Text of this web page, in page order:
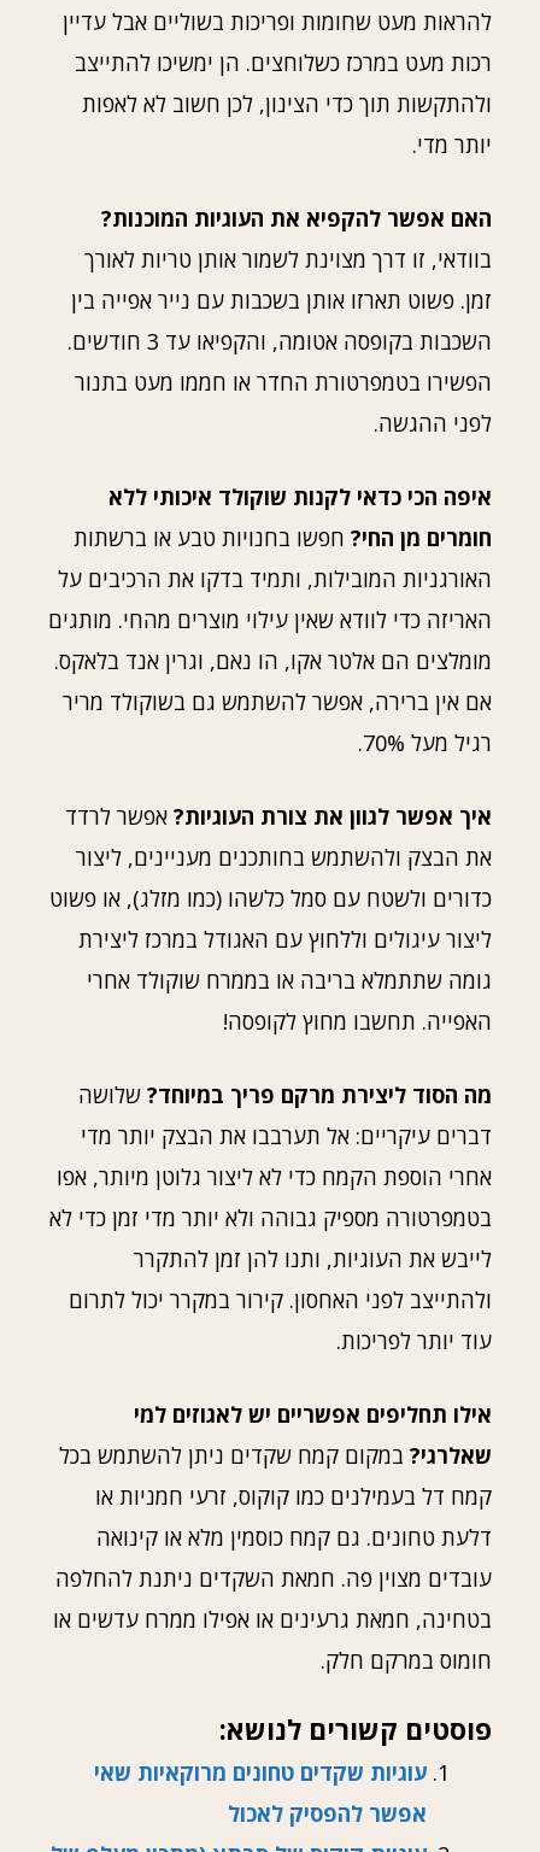
להראות מעט שחומות ופריכות בשוליים אבל עדיין
רכות מעט במרכז כשלוחצים. הן ימשיכו להתייצב
ולהתקשות תוך כדי הצינון, לכן חשוב לא לאפות
יותר מדי.
האם אפשר להקפיא את העוגיות המוכנות?
בוודאי, זו דרך מצוינת לשמור אותן טריות לאורך
זמן. פשוט תארזו אותן בשכבות עם נייר אפייה בין
השכבות בקופסה אטומה, והקפיאו עד 3 חודשים.
הפשירו בטמפרטורת החדר או חממו מעט בתנור
לפני ההגשה.
איפה הכי כדאי לקנות שוקולד איכותי ללא
חומרים מן החי? חפשו בחנויות טבע או ברשתות
האורגניות המובילות, ותמיד בדקו את הרכיבים על
האריזה כדי לוודא שאין עילוי מוצרים מהחי. מותגים
מומלצים הם אלטר אקו, הו נאם, וגרין אנד בלאקס.
אם אין ברירה, אפשר להשתמש גם בשוקולד מריר
רגיל מעל 70%.
איך אפשר לגוון את צורת העוגיות? אפשר לרדד
את הבצק ולהשתמש בחותכנים מעניינים, ליצור
כדורים ולשטח עם סמל כלשהו (כמו מזלג), או פשוט
ליצור עיגולים וללחוץ עם האגודל במרכז ליצירת
גומה שתתמלא בריבה או בממרח שוקולד אחרי
האפייה. תחשבו מחוץ לקופסה!
מה הסוד ליצירת מרקם פריך במיוחד? שלושה
דברים עיקריים: אל תערבבו את הבצק יותר מדי
אחרי הוספת הקמח כדי לא ליצור גלוטן מיותר, אפו
בטמפרטורה מספיק גבוהה ולא יותר מדי זמן כדי לא
לייבש את העוגיות, ותנו להן זמן להתקרר
ולהתייצב לפני האחסון. קירור במקרר יכול לתרום
עוד יותר לפריכות.
אילו תחליפים אפשריים יש לאגוזים למי
שאלרגי? במקום קמח שקדים ניתן להשתמש בכל
קמח דל בעמילנים כמו קוקוס, זרעי חמניות או
דלעת טחונים. גם קמח כוסמין מלא או קינואה
עובדים מצוין פה. חמאת השקדים ניתנת להחלפה
בטחינה, חמאת גרעינים או אפילו ממרח עדשים או
חומוס במרקם חלק.
פוסטים קשורים לנושא:
עוגיות שקדים טחונים מרוקאיות שאי
אפשר להפסיק לאכול